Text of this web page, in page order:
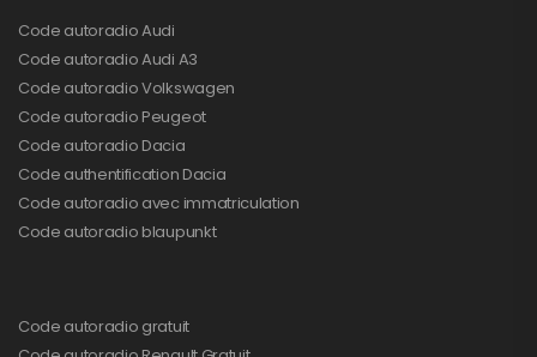
Code autoradio Audi
Code autoradio Audi A3
Code autoradio Volkswagen
Code autoradio Peugeot
Code autoradio Dacia
Code authentification Dacia
Code autoradio avec immatriculation
Code autoradio blaupunkt
Code autoradio gratuit